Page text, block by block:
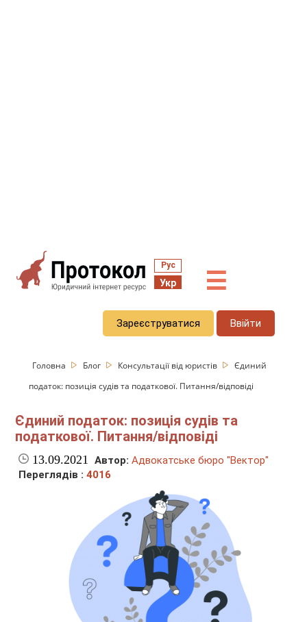
Рус
Укр ☰
Зареєструватися Ввійти
Головна Блог Консультації від юристів
Єдиний
податок: позиція судів та податкової. Питання/відповіді
Єдиний податок: позиція судів та
податкової. Питання/відповіді
13.09.2021 Автор: Адвокатське бюро "Вектор"
Переглядів :4016